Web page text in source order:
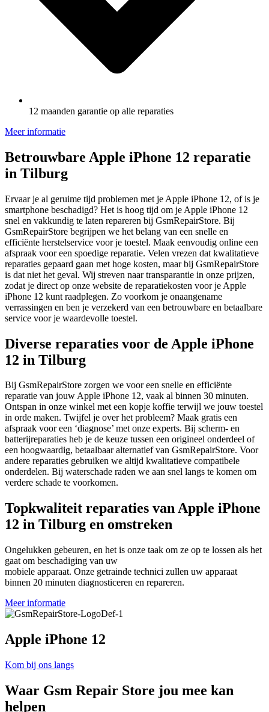
12 maanden garantie op alle reparaties
Meer informatie
Betrouwbare Apple iPhone 12 reparatie
in Tilburg
Ervaar je al geruime tijd problemen met je Apple iPhone 12, of is je
smartphone beschadigd? Het is hoog tijd om je Apple iPhone 12
snel en vakkundig te laten repareren bij GsmRepairStore. Bij
GsmRepairStore begrijpen we het belang van een snelle en
efficiënte herstelservice voor je toestel. Maak eenvoudig online een
afspraak voor een spoedige reparatie. Velen vrezen dat kwalitatieve
reparaties gepaard gaan met hoge kosten, maar bij GsmRepairStore
is dat niet het geval. Wij streven naar transparantie in onze prijzen,
zodat je direct op onze website de reparatiekosten voor je Apple
iPhone 12 kunt raadplegen. Zo voorkom je onaangename
verrassingen en ben je verzekerd van een betrouwbare en betaalbare
service voor je waardevolle toestel.
Diverse reparaties voor de Apple iPhone
12 in Tilburg
Bij GsmRepairStore zorgen we voor een snelle en efficiënte
reparatie van jouw Apple iPhone 12, vaak al binnen 30 minuten.
Ontspan in onze winkel met een kopje koffie terwijl we jouw toestel
in orde maken. Twijfel je over het probleem? Maak gratis een
afspraak voor een ‘diagnose’ met onze experts. Bij scherm- en
batterijreparaties heb je de keuze tussen een origineel onderdeel of
een hoogwaardig, betaalbaar alternatief van GsmRepairStore. Voor
andere reparaties gebruiken we altijd kwalitatieve compatibele
onderdelen. Bij waterschade raden we aan snel langs te komen om
verdere schade te voorkomen.
Topkwaliteit reparaties van Apple iPhone
12 in Tilburg en omstreken
Ongelukken gebeuren, en het is onze taak om ze op te lossen als het
gaat om beschadiging van uw
mobiele apparaat. Onze getrainde technici zullen uw apparaat
binnen 20 minuten diagnosticeren en repareren.
Meer informatie
Apple iPhone 12
Kom bij ons langs
Waar Gsm Repair Store jou mee kan
helpen